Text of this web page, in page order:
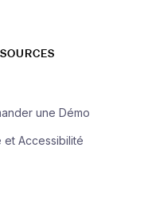
une Démo
et Accessibilité